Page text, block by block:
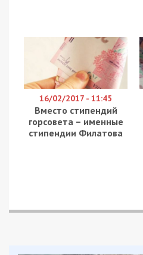
16/02/2017 - 11:45
Вместо стипендий
горсовета – именные
стипендии Филатова